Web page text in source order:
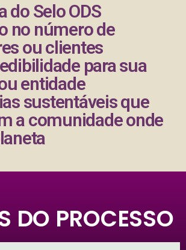
do Selo ODS
no número de
ou clientes
para sua
entidade
sustentáveis que
a comunidade onde
DO PROCESSO